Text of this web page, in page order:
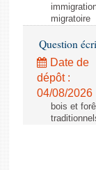
migratoire
Question
Date de
dépôt :
04/08/2026
bois et